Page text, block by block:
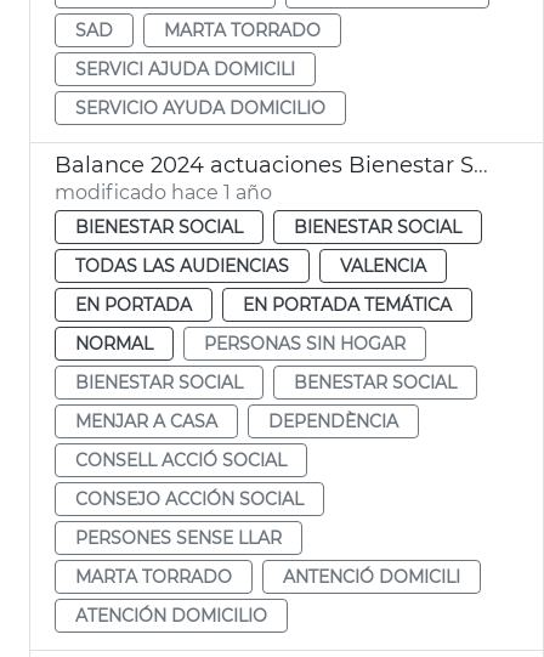
SAD
MARTA TORRADO
SERVICI AJUDA DOMICILI
SERVICIO AYUDA DOMICILIO
Balance 2024 actuaciones Bienestar Social
modificado hace 1 año
BIENESTAR SOCIAL
BIENESTAR SOCIAL
TODAS LAS AUDIENCIAS
VALENCIA
EN PORTADA
EN PORTADA TEMÁTICA
NORMAL
PERSONAS SIN HOGAR
BIENESTAR SOCIAL
BENESTAR SOCIAL
MENJAR A CASA
DEPENDÈNCIA
CONSELL ACCIÓ SOCIAL
CONSEJO ACCIÓN SOCIAL
PERSONES SENSE LLAR
MARTA TORRADO
ANTENCIÓ DOMICILI
ATENCIÓN DOMICILIO